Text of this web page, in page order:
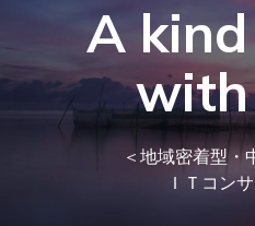
A
with
＜地域密着型・
ＩＴコン